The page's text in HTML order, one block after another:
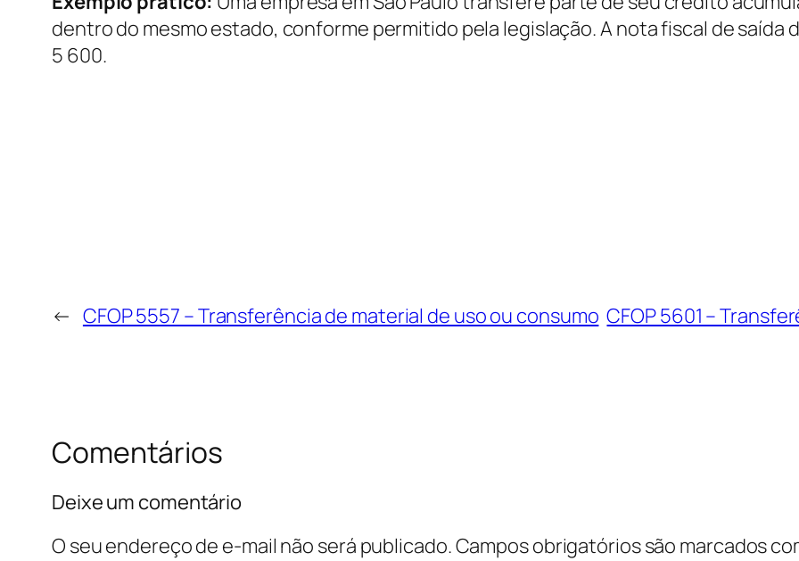
dentro do mesmo estado, conforme permitido pela legislação. A nota fiscal de saída
5 600.
← CFOP 5557 – Transferência de material de uso ou consumo CFOP 5601 –
Comentários
Deixe um comentário
O seu endereço de e-mail não será publicado.Campos obrigatórios são marcados